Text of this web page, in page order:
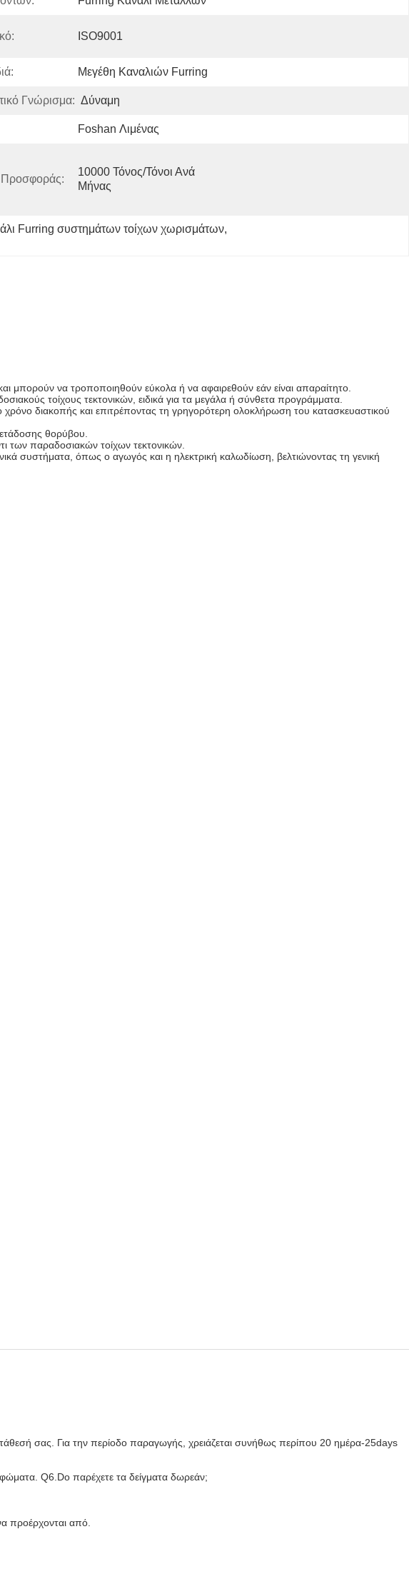
ISO9001
Μεγέθη Καναλιών Furring
Γνώρισμα: Δύναμη
Foshan Λιμένας
Προσφοράς:
10000 Τόνος/τόνοι Ανά
Μήνας
Furring συστημάτων τοίχων χωρισμάτων,
μπορούν να τροποποιηθούν εύκολα ή να αφαιρεθούν εάν είναι απαραίτητο.
τοίχους τεκτονικών, ειδικά για τα μεγάλα ή σύνθετα προγράμματα.
διακοπής και επιτρέποντας τη γρηγορότερη ολοκλήρωση του κατασκευαστικού
θορύβου.
των παραδοσιακών τοίχων τεκτονικών.
συστήματα, όπως ο αγωγός και η ηλεκτρική καλωδίωση, βελτιώνοντας τη γενική
σας. Για την περίοδο παραγωγής, χρειάζεται συνήθως περίπου 20 ημέρα-25days
Q6.Do παρέχετε τα δείγματα δωρεάν;
προέρχονται από.